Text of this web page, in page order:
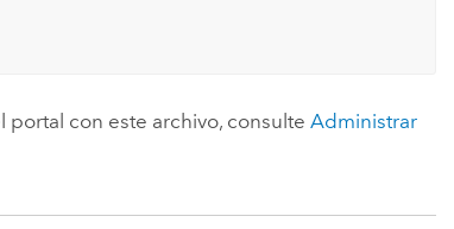
portal con este archivo, consulteAdministrar